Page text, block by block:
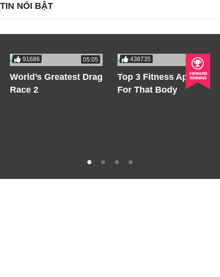
TIN NỔI BẬT
91686 05:05
World’s Greatest Drag
Race 2
438735 05:05
Top 3 Fitness Apps
For That Body